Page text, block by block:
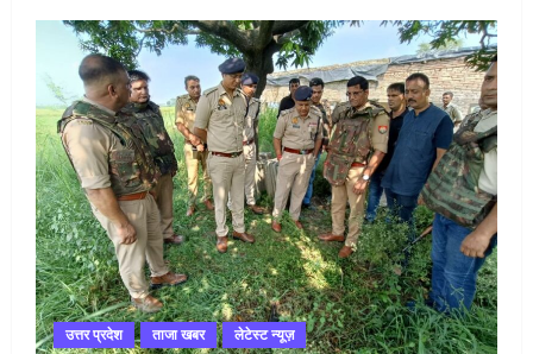
उत्तर प्रदेश ताजा खबर लेटेस्ट न्यूज़